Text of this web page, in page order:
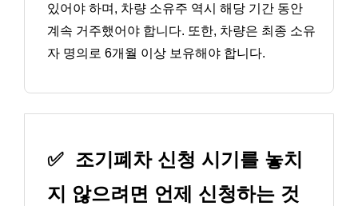
있어야 하며, 차량 소유주 역시 해당 기간 동안
계속 거주했어야 합니다. 또한, 차량은 최종 소유
자 명의로 6개월 이상 보유해야 합니다.
✅ 조기폐차 신청 시기를 놓치
지 않으려면 언제 신청하는 것